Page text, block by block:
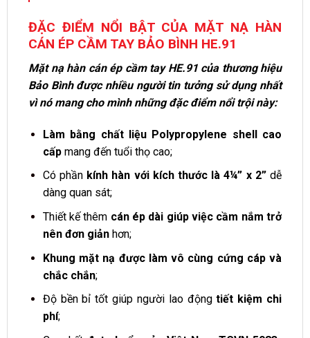
ĐẶC ĐIỂM NỔI BẬT CỦA MẶT NẠ HÀN
CÁN ÉP CẦM TAY BẢO BÌNH HE.91
Mặt nạ hàn cán ép cầm tay HE.91 của thương hiệu
Bảo Bình được nhiều người tin tưởng sử dụng nhất
vì nó mang cho mình những đặc điểm nổi trội này:
Làm bằng chất liệu Polypropylene shell cao
cấpmang đến tuổi thọ cao;
Có phần kính hàn với kích thước là 4¼” x 2”dễ
dàng quan sát;
Thiết kế thêm cán ép dài giúp việc cầm nắm trở
nên đơn giảnhơn;
Khung mặt nạ được làm vô cùng cứng cáp và
chắc chắn;
Độ bền bỉ tốt giúp người lao độngtiết kiệm chi
phí;